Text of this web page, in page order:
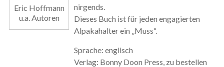
Eric Hoffmann
u.a. Autoren
nirgends.
Dieses Buch ist für jeden engagierten
Alpakahalter ein „Muss“.
Sprache: englisch
Verlag: Bonny Doon Press, zu bestellen